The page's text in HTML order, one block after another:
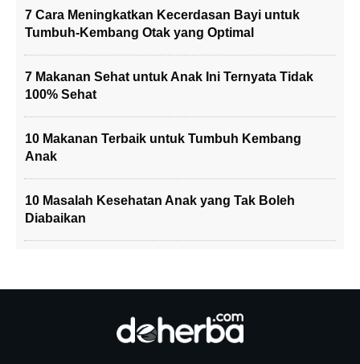
7 Cara Meningkatkan Kecerdasan Bayi untuk
Tumbuh-Kembang Otak yang Optimal
7 Makanan Sehat untuk Anak Ini Ternyata Tidak
100% Sehat
10 Makanan Terbaik untuk Tumbuh Kembang
Anak
10 Masalah Kesehatan Anak yang Tak Boleh
Diabaikan